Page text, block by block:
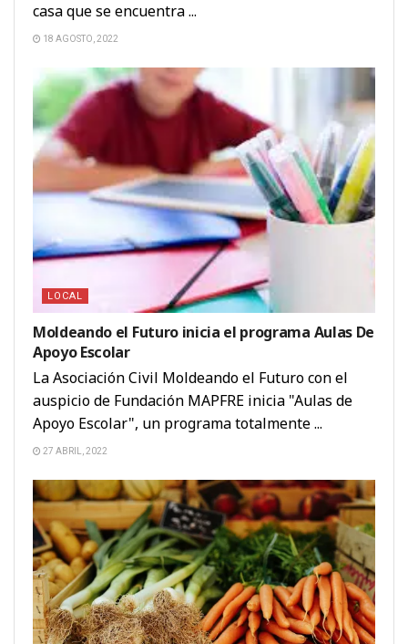
casa que se encuentra ...
18 AGOSTO, 2022
LOCAL
Moldeando el Futuro inicia el programa Aulas De
Apoyo Escolar
La Asociación Civil Moldeando el Futuro con el
auspicio de Fundación MAPFRE inicia "Aulas de
Apoyo Escolar", un programa totalmente ...
27 ABRIL, 2022